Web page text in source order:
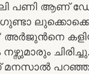
പണി ആണ്
ഗുണ്ടാ
അർജുൻനെ